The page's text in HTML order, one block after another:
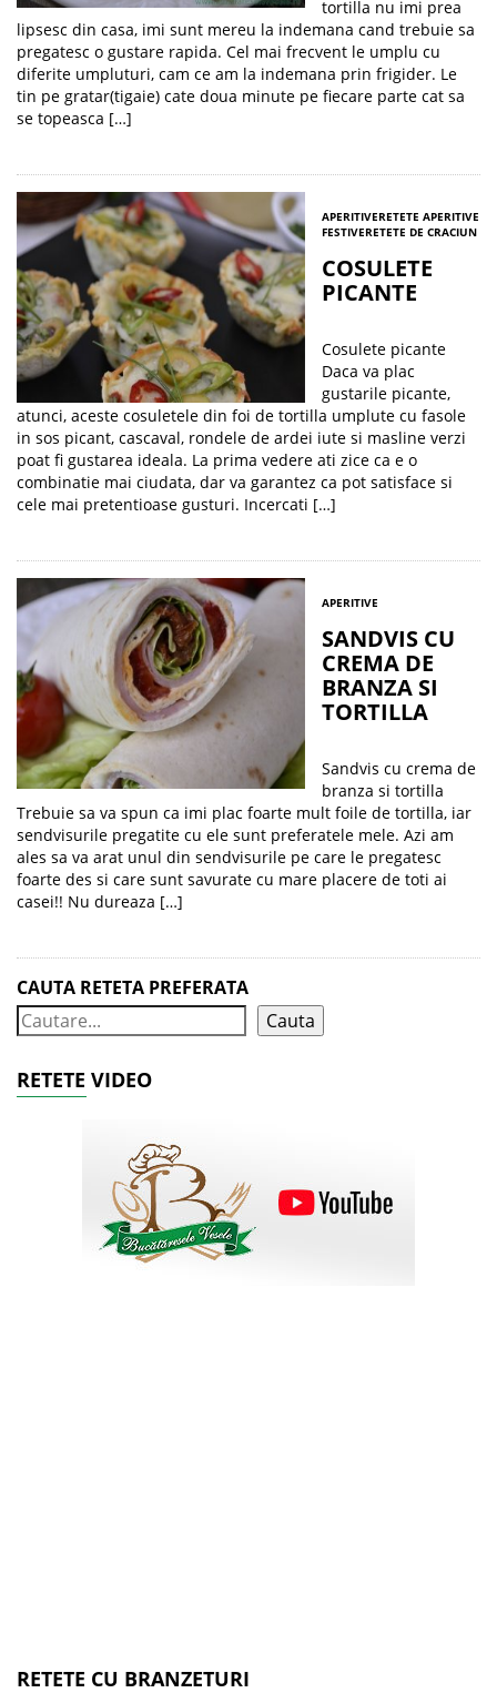
tortilla nu imi prea
lipsesc din casa, imi sunt mereu la indemana cand trebuie sa
pregatesc o gustare rapida. Cel mai frecvent le umplu cu
diferite umpluturi, cam ce am la indemana prin frigider. Le
tin pe gratar(tigaie) cate doua minute pe fiecare parte cat sa
se topeasca […]
APERITIVERETETE APERITIVE
FESTIVERETETE DE CRACIUN
COSULETE
PICANTE
Cosulete picante
Daca va plac
gustarile picante,
atunci, aceste cosuletele din foi de tortilla umplute cu fasole
in sos picant, cascaval, rondele de ardei iute si masline verzi
poat fi gustarea ideala. La prima vedere ati zice ca e o
combinatie mai ciudata, dar va garantez ca pot satisface si
cele mai pretentioase gusturi. Incercati […]
APERITIVE
SANDVIS CU
CREMA DE
BRANZA SI
TORTILLA
Sandvis cu crema de
branza si tortilla
Trebuie sa va spun ca imi plac foarte mult foile de tortilla, iar
sendvisurile pregatite cu ele sunt preferatele mele. Azi am
ales sa va arat unul din sendvisurile pe care le pregatesc
foarte des si care sunt savurate cu mare placere de toti ai
casei!! Nu dureaza […]
CAUTA RETETA PREFERATA
Cauta
RETETE VIDEO
RETETE CU BRANZETURI